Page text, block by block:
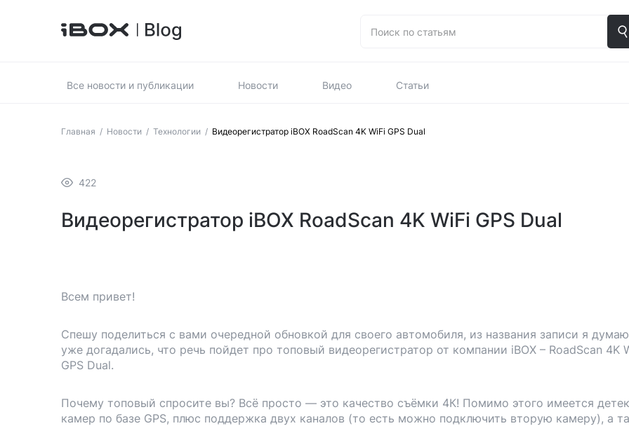
Все новости и публикации Новости Видео Статьи
Главная / Новости / Технологии / Видеорегистратор iBOX RoadScan 4K WiFi GPS Dual
422
Видеорегистратор iBOX RoadScan 4K WiFi GPS Dual
Всем привет!
Спешу поделиться с вами очередной обновкой для своего автомобиля, из названия записи я
уже догадались, что речь пойдет про топовый видеорегистратор от компании iBOX – RoadScan 4K
GPS Dual.
Почему топовый спросите вы? Всё просто — это качество съёмки 4К! Помимо этого имеется
камер по базе GPS, плюс поддержка двух каналов (то есть можно подключить вторую камеру), а